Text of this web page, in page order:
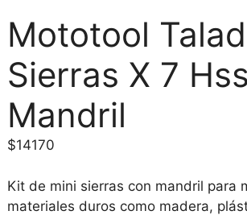
Mototool
Sierras X 7
Mandril
$14170
Kit de mini sierras con mandril para
materiales duros como madera,